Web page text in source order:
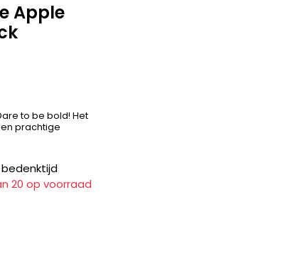
Apple
to be bold! Het
prachtige
20 op voorraad